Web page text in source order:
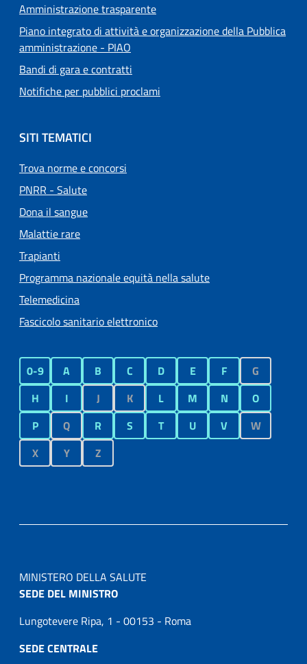
Amministrazione trasparente
Piano integrato di attività e organizzazione della Pubblica
amministrazione - PIAO
Bandi di gara e contratti
Notifiche per pubblici proclami
SITI TEMATICI
Trova norme e concorsi
PNRR - Salute
Dona il sangue
Malattie rare
Trapianti
Programma nazionale equità nella salute
Telemedicina
Fascicolo sanitario elettronico
0-9 A B C D E F
G
H
I J K L M N
O
P
Q R S T U V
W
X
Y Z
MINISTERO DELLA SALUTE
SEDE DEL MINISTRO
Lungotevere Ripa, 1 - 00153 - Roma
SEDE CENTRALE